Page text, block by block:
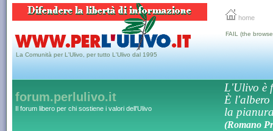
home
La Comunità per L'Ulivo, per tutto L'Ulivo dal 1995
FAIL (the
forum.perlulivo.it
Il forum libero per chi sostiene i valori dell'Ulivo
L'Ulivo è
È l'albero
la
(Romano